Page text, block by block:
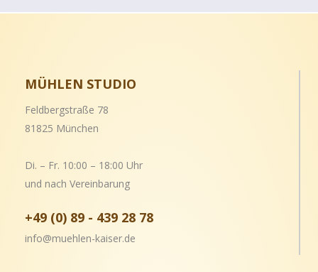
MÜHLEN STUDIO
Feldbergstraße 78
81825 München
Di. – Fr. 10:00 – 18:00 Uhr
und nach Vereinbarung
+49 (0) 89 - 439 28 78
info@muehlen-kaiser.de